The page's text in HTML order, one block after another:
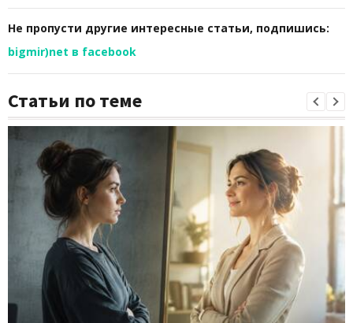
Не пропусти другие интересные статьи, подпишись:
bigmir)net в facebook
Статьи по теме